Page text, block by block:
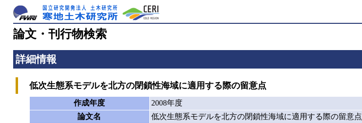
論文・刊行物検索
詳細情報
低次生態系モデルを北方の閉鎖性海域に適用する際の留意点
作成年度
2008年度
論文名
低次生態系モデルを北方の閉鎖性海域に適用する際の留意点